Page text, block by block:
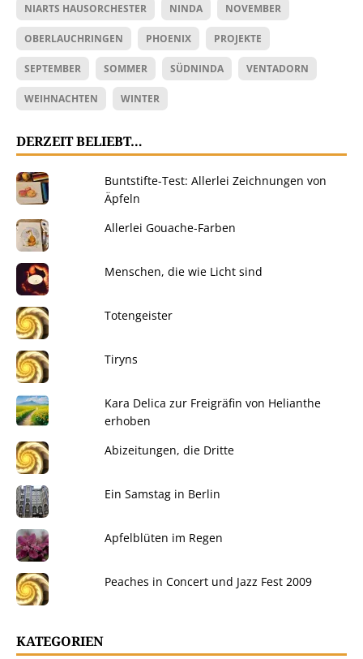
NIARTS HAUSORCHESTER NINDA NOVEMBER
OBERLAUCHRINGEN PHOENIX PROJEKTE
SEPTEMBER SOMMER SÜDNINDA VENTADORN
WEIHNACHTEN WINTER
DERZEIT BELIEBT…
Buntstifte-Test: Allerlei Zeichnungen von
Äpfeln
Allerlei Gouache-Farben
Menschen, die wie Licht sind
Totengeister
Tiryns
Kara Delica zur Freigräfin von Helianthe
erhoben
Abizeitungen, die Dritte
Ein Samstag in Berlin
Apfelblüten im Regen
Peaches in Concert und Jazz Fest 2009
KATEGORIEN